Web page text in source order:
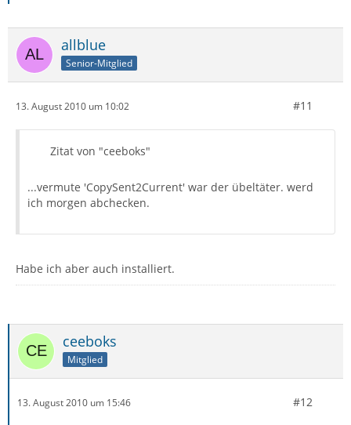
allblue
Senior-Mitglied
13. August 2010 um 10:02 #11
Zitat von "ceeboks"
...vermute 'CopySent2Current' war der übeltäter. werd
ich morgen abchecken.
Habe ich aber auch installiert.
ceeboks
Mitglied
13. August 2010 um 15:46 #12